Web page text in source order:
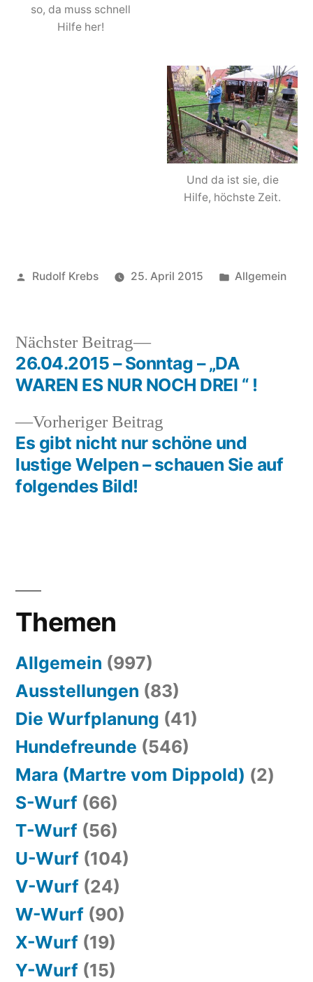
so, da muss schnell
Hilfe her!
Und da ist sie, die
Hilfe, höchste Zeit.
Veröffentlicht
Rudolf Krebs 25. April 2015
Veröffentlicht
Allgemein
Beitragsnavigation
Vorheriger Beitrag
Beitrag:
Es gibt nicht nur schöne und
lustige Welpen – schauen Sie auf
folgendes Bild!
Nächster Beitrag
Nächster
Beitrag:
26.04.2015 – Sonntag – „DA
WAREN ES NUR NOCH DREI “ !
Themen
Allgemein (997)
Ausstellungen (83)
Die Wurfplanung (41)
Hundefreunde (546)
Mara (Martre vom Dippold) (2)
S-Wurf (66)
T-Wurf (56)
U-Wurf (104)
V-Wurf (24)
W-Wurf (90)
X-Wurf (19)
Y-Wurf (15)